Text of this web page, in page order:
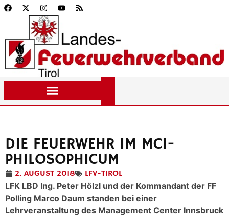
DIE FEUERWEHR IM MCI-
PHILOSOPHICUM
2. AUGUST 2018
LFV-TIROL
LFK LBD Ing. Peter Hölzl und der Kommandant der FF
Polling Marco Daum standen bei einer
Lehrveranstaltung des Management Center Innsbruck